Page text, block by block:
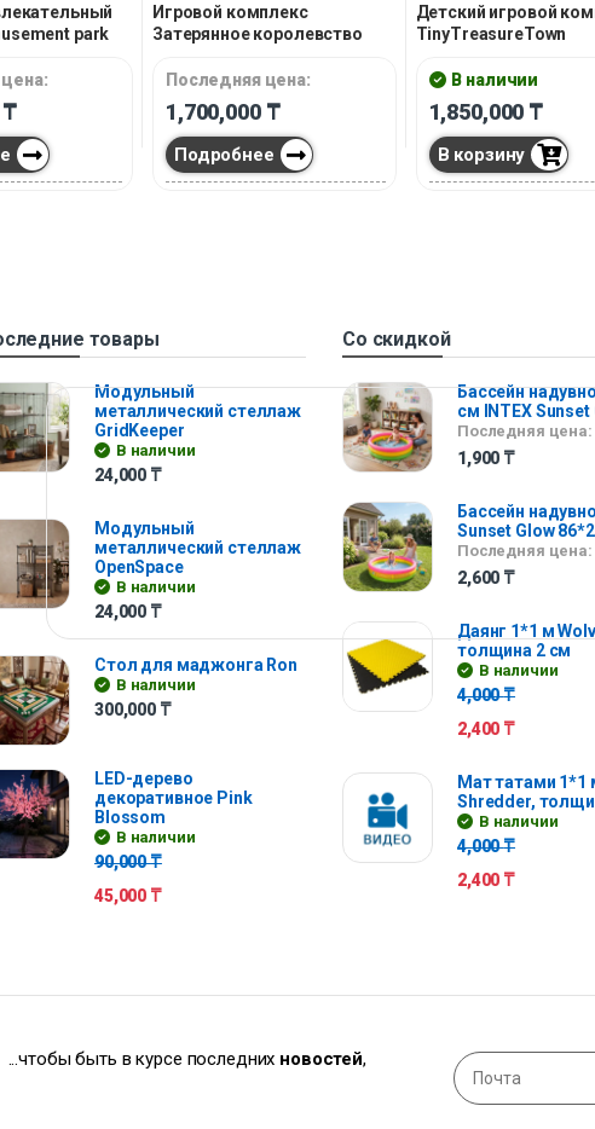
park
₸
Игровой комплекс
Затерянное королевство
Последняя цена:
1,700,000 ₸
Подробнее
Детский игровой
TinyTreasureTown
В наличии
1,850,000 ₸
В корзину
товары
Модульный
металлический стеллаж
GridKeeper
В наличии
24,000 ₸
Модульный
металлический стеллаж
OpenSpace
В наличии
24,000 ₸
Стол для маджонга Ron
В наличии
300,000 ₸
LED-дерево
декоративное Pink
Blossom
В наличии
90,000₸
45,000 ₸
Со скидкой
Бассейн
см INTEX Sunset
Последняя цена:
1,900 ₸
Бассейн
Sunset Glow
Последняя цена:
2,600 ₸
Даянг 1*1 м
толщина 2 см
В наличии
4,000₸
2,400 ₸
Мат татами 1*1
Shredder,
В наличии
4,000₸
2,400 ₸
...чтобы быть в курсе последних новостей,